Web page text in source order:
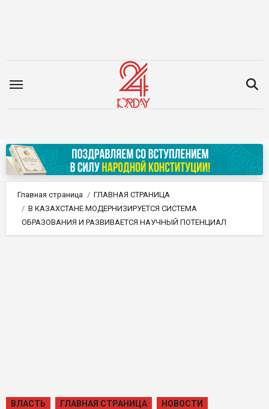
Главная страница
ГЛАВНАЯ СТРАНИЦА
В КАЗАХСТАНЕ МОДЕРНИЗИРУЕТСЯ СИСТЕМА
ОБРАЗОВАНИЯ И РАЗВИВАЕТСЯ НАУЧНЫЙ ПОТЕНЦИАЛ
ВЛАСТЬ ГЛАВНАЯ СТРАНИЦА НОВОСТИ